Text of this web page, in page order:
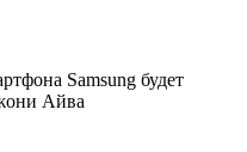
Samsung будет
Айва